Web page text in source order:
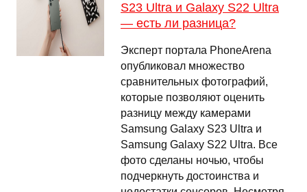
S23 Ultra и Galaxy S22 Ultra
— есть ли разница?
Эксперт портала PhoneArena
опубликовал множество
сравнительных фотографий,
которые позволяют оценить
разницу между камерами
Samsung Galaxy S23 Ultra и
Samsung Galaxy S22 Ultra. Все
фото сделаны ночью, чтобы
подчеркнуть достоинства и